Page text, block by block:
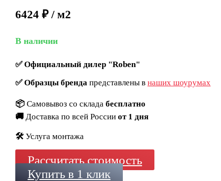
6424 ₽ / м2
В наличии
✅Официальный дилер "Roben"
✅Образцы брендапредставлены в наших шоурумах
📦 Самовывоз со склада бесплатно
🚚 Доставка по всей России от 1 дня
🛠️ Услуга монтажа
Рассчитать стоимость
Купить в 1 клик